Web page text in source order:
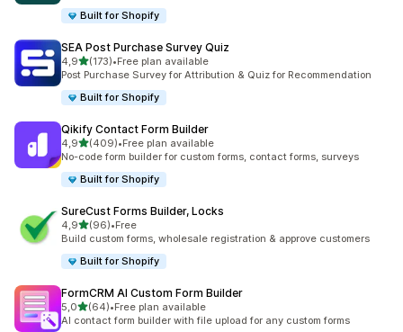
Built for Shopify
SEA Post Purchase Survey Quiz
4,9/ 5 tähteä
(173)
173 arvostelua yhteensä
•Free plan available
Post Purchase Survey for Attribution & Quiz for Recommendation
Built for Shopify
Qikify Contact Form Builder
4,9/ 5 tähteä
(409)
409 arvostelua yhteensä
•Free plan available
No-code form builder for custom forms, contact forms, surveys
Built for Shopify
SureCust Forms Builder, Locks
4,9/ 5 tähteä
(96)
96 arvostelua yhteensä
•Free
Build custom forms, wholesale registration & approve customers
Built for Shopify
FormCRM AI Custom Form Builder
5,0/ 5 tähteä
(64)
64 arvostelua yhteensä
•Free plan available
AI contact form builder with file upload for any custom forms